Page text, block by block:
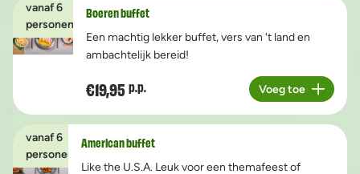
vanaf 6
personen
Boeren buffet
Een machtig lekker buffet, vers van 't land en
ambachtelijk bereid!
€19,95 p.p.
Aantal
Voeg toe
vanaf 6
personen
American buffet
Like the U.S.A. Leuk voor een themafeest of